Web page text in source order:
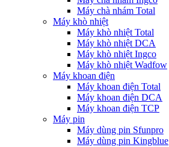
Máy chà nhám Total
Máy khò nhiệt
Máy khò nhiệt Total
Máy khò nhiệt DCA
Máy khò nhiệt Ingco
Máy khò nhiệt Wadfow
Máy khoan điện
Máy khoan điện Total
Máy khoan điện DCA
Máy khoan điện TCP
Máy pin
Máy dùng pin Sfunpro
Máy dùng pin Kingblue